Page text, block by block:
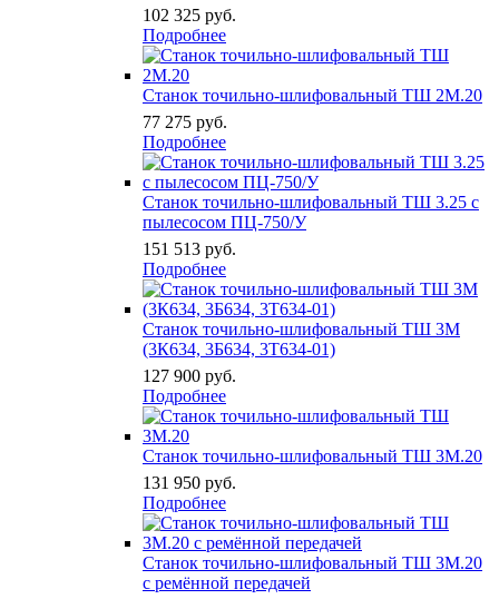
102 325 руб.
Подробнее
Станок точильно-шлифовальный ТШ 2М.20
77 275 руб.
Подробнее
Станок точильно-шлифовальный ТШ 3.25 с
пылесосом ПЦ-750/У
151 513 руб.
Подробнее
Станок точильно-шлифовальный ТШ 3М
(3К634, 3Б634, 3Т634-01)
127 900 руб.
Подробнее
Станок точильно-шлифовальный ТШ 3М.20
131 950 руб.
Подробнее
Станок точильно-шлифовальный ТШ 3М.20
с ремённой передачей